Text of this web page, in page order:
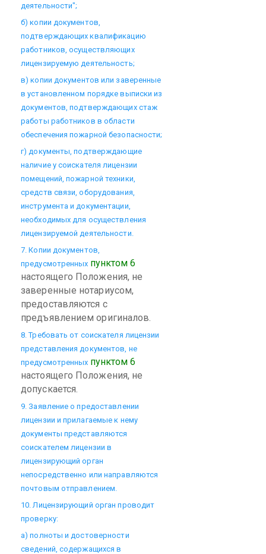
деятельности";
б) копии документов,
подтверждающих квалификацию
работников, осуществляющих
лицензируемую деятельность;
в) копии документов или заверенные
в установленном порядке выписки из
документов, подтверждающих стаж
работы работников в области
обеспечения пожарной безопасности;
г) документы, подтверждающие
наличие у соискателя лицензии
помещений, пожарной техники,
средств связи, оборудования,
инструмента и документации,
необходимых для осуществления
лицензируемой деятельности.
7. Копии документов,
предусмотренных пунктом 6
настоящего Положения, не
заверенные нотариусом,
предоставляются с
предъявлением оригиналов.
8. Требовать от соискателя лицензии
представления документов, не
предусмотренных пунктом 6
настоящего Положения, не
допускается.
9. Заявление о предоставлении
лицензии и прилагаемые к нему
документы представляются
соискателем лицензии в
лицензирующий орган
непосредственно или направляются
почтовым отправлением.
10. Лицензирующий орган проводит
проверку:
а) полноты и достоверности
сведений, содержащихся в